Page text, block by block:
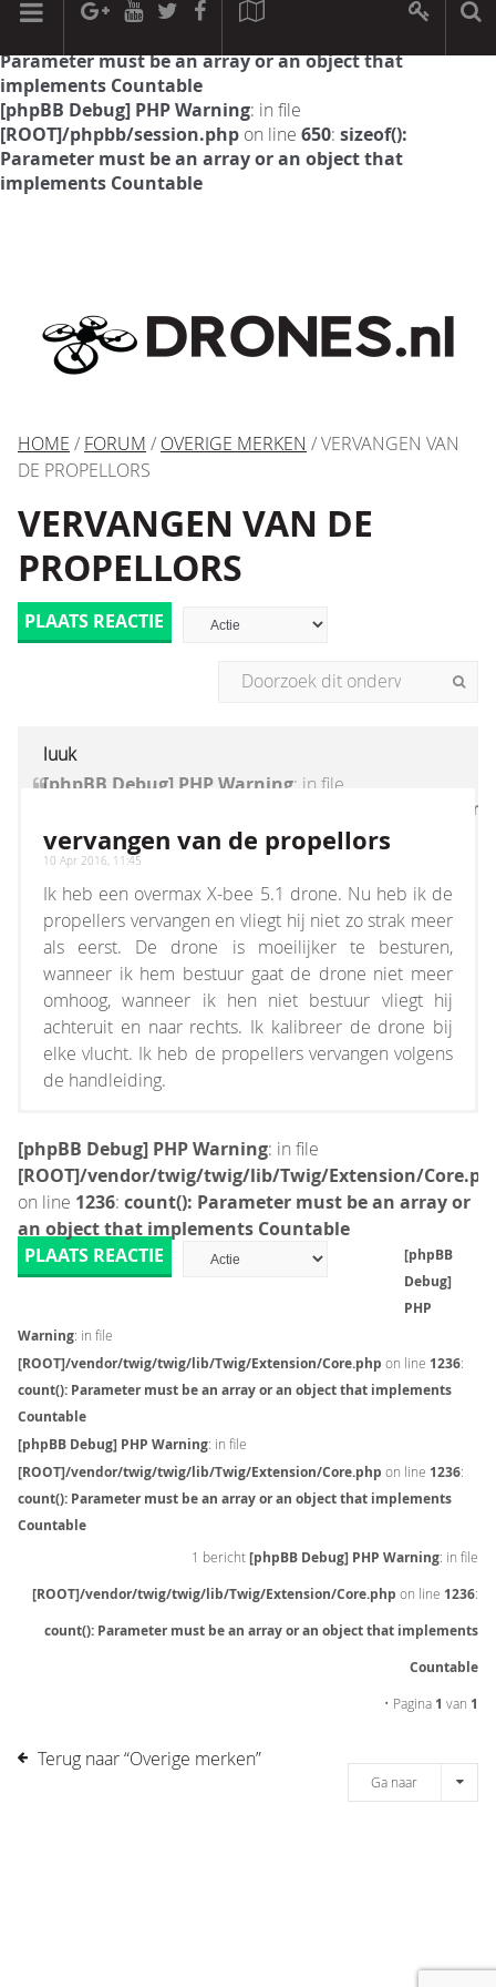
[phpBB Debug] PHP Warning: in file
Parameter must be an array or an object that
implements Countable
[phpBB Debug] PHP Warning: in file
[ROOT]/phpbb/session.php on line 650: sizeof():
Parameter must be an array or an object that
implements Countable
HOME / FORUM / OVERIGE MERKEN / VERVANGEN VAN
DE PROPELLORS
VERVANGEN VAN DE
PROPELLORS
PLAATS REACTIE
luuk
[phpBB Debug] PHP Warning: in file
[ROOT]/vendor/twig/twig/lib/Twig/Extension/
on line1236:count(): Parameter must be an
array or an object that implements Countable
vervangen van de propellors
10 Apr 2016, 11:45
Ik heb een overmax X-bee 5.1 drone. Nu heb ik de
propellers vervangen en vliegt hij niet zo strak meer
als eerst. De drone is moeilijker te besturen,
wanneer ik hem bestuur gaat de drone niet meer
omhoog, wanneer ik hen niet bestuur vliegt hij
achteruit en naar rechts. Ik kalibreer de drone bij
elke vlucht. Ik heb de propellers vervangen volgens
de handleiding.
[phpBB Debug] PHP Warning: in file
[ROOT]/vendor/twig/twig/lib/Twig/Extension/
on line 1236: count(): Parameter must be an array or
an object that implements Countable
PLAATS REACTIE
[phpBB
Debug]
PHP
Warning: in file
[ROOT]/vendor/twig/twig/lib/Twig/Extension/Core.php on line 1236:
count(): Parameter must be an array or an object that implements
Countable
[phpBB Debug] PHP Warning: in file
[ROOT]/vendor/twig/twig/lib/Twig/Extension/Core.php on line 1236:
count(): Parameter must be an array or an object that implements
Countable
1 bericht[phpBB Debug] PHP Warning: in file
[ROOT]/vendor/twig/twig/lib/Twig/Extension/Core.php on line 1236:
count(): Parameter must be an array or an object that implements
Countable
• Pagina 1 van 1
Terug naar “Overige merken”
Ga naar